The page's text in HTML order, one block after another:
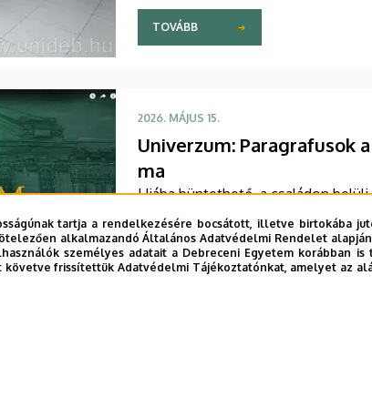
TOVÁBB
2026. MÁJUS 15.
Univerzum: Paragrafusok
ma
Hiába büntethető, a családon belüli
érdekházasságok pedig szinte
házasságtörés vagy a
büntetőjog? Ezt a témát járjuk
tartja a rendelkezésére bocsátott, illetve birtokába
alkalmazandó Általános Adatvédelmi Rendelet
személyes adatait a Debreceni Egyetem
követve frissítettük Adatvédelmi Tájékoztatónkat, amelyet az